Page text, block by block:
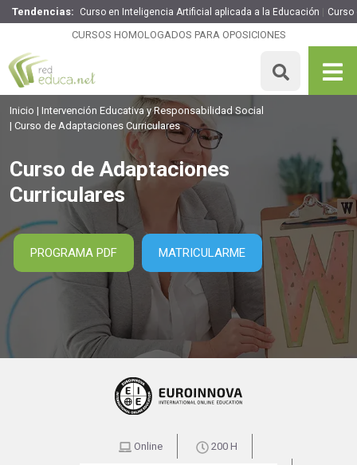
Tendencias: Curso en Inteligencia Artificial aplicada a la Educación Curso
CURSOS HOMOLOGADOS PARA OPOSICIONES
Curso de Adaptaciones Curriculares
Inicio
Intervención Educativa y Responsabilidad Social
Curso de Adaptaciones Curriculares
Curso de Adaptaciones
Curriculares
PROGRAMA PDF MATRICULARME
Online 200 H